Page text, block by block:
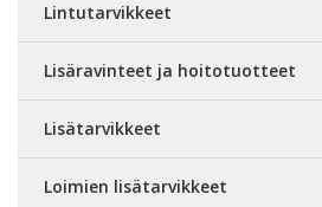
Lintutarvikkeet
Lisäravinteet ja hoitotuotteet
Lisätarvikkeet
Loimien lisätarvikkeet